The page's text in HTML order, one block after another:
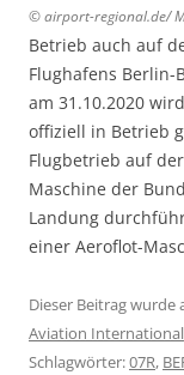
© airport-regional.de/
Betrieb auch auf
Flughafens
am 31.10.2020
offiziell in Betrieb
Flugbetrieb auf
Maschine der
Landung
einer Aeroflot-
Dieser Beitrag wurde
Aviation International
Schlagwörter:07R,